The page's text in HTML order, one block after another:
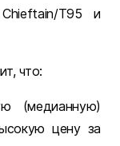
T95 и
что:
(медианную)
цену за